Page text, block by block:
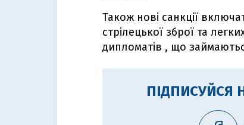
Також нові санкції
стрілецької зброї та
дипломатів , що
ПІДПИСУЙСЯ